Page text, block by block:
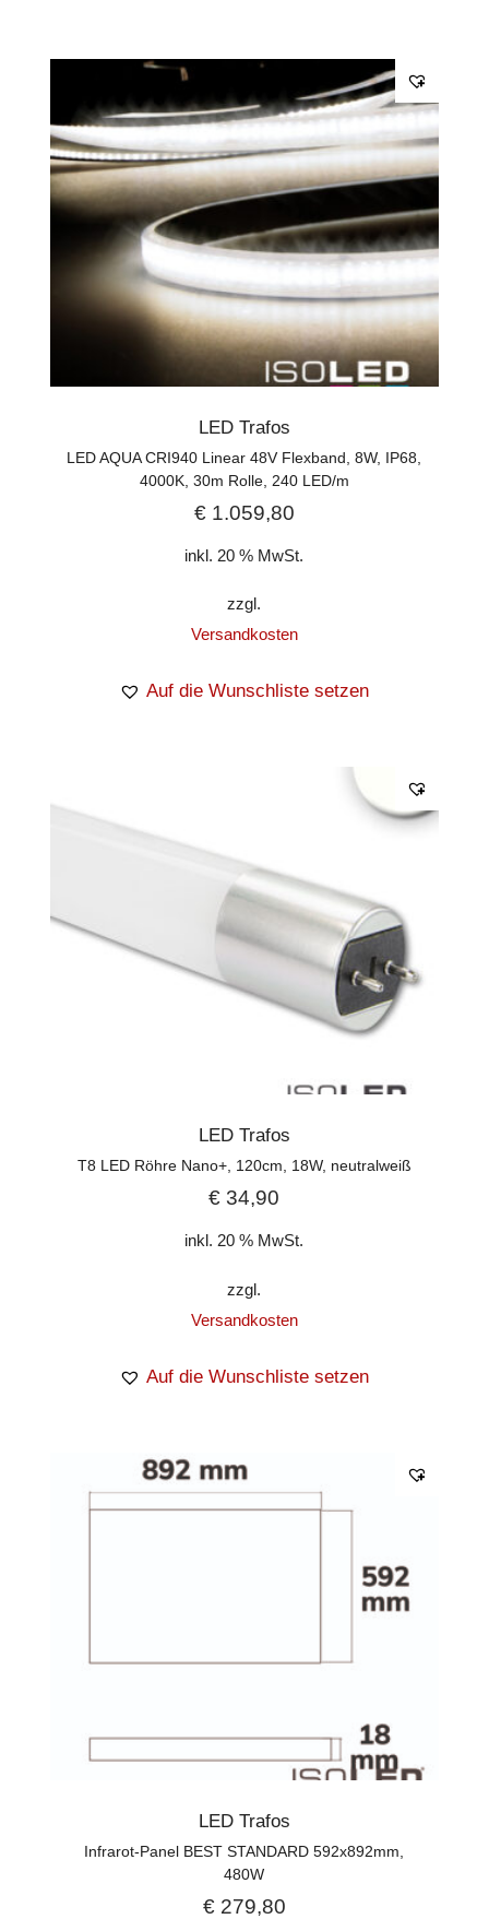
LED Trafos
LED AQUA CRI940 Linear 48V Flexband, 8W, IP68,
4000K, 30m Rolle, 240 LED/m
€1.059,80
inkl. 20 % MwSt.
zzgl.
Versandkosten
Auf die Wunschliste setzen
LED Trafos
T8 LED Röhre Nano+, 120cm, 18W, neutralweiß
€ 34,90
inkl. 20 % MwSt.
zzgl.
Versandkosten
Auf die Wunschliste setzen
LED Trafos
Infrarot-Panel BEST STANDARD 592x892mm,
480W
€279,80